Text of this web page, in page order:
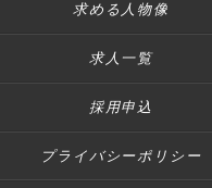
求める人物像
求人一覧
採用申込
プライバシーポリシー